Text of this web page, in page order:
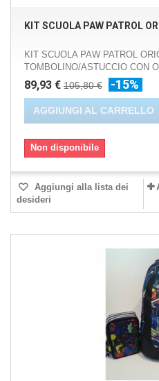
KIT SCUOLA PAW PATROL
KIT SCUOLA PAW PATROL
TOMBOLINO/ASTUCCIO CON
89,93 € 105,80 € -15%
AGGIUNGI AL CARRELLO
Non disponibile
Aggiungi alla lista dei
desideri